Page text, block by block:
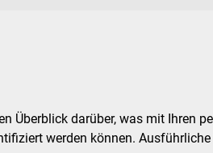
Überblick darüber, was mit Ihren
werden können.